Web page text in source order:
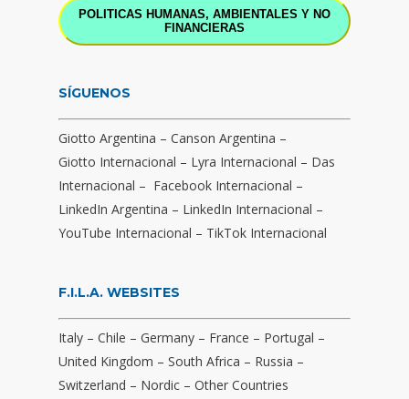
POLITICAS HUMANAS, AMBIENTALES Y NO
FINANCIERAS
SÍGUENOS
Giotto Argentina – Canson Argentina –
Giotto Internacional – Lyra Internacional – Das
Internacional – Facebook Internacional –
LinkedIn Argentina – LinkedIn Internacional –
YouTube Internacional – TikTok Internacional
F.I.L.A. WEBSITES
Italy – Chile – Germany – France – Portugal –
United Kingdom – South Africa – Russia –
Switzerland – Nordic – Other Countries